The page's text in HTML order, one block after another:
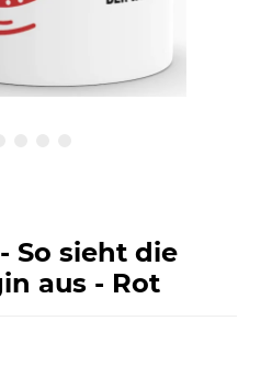
So sieht die
aus - Rot